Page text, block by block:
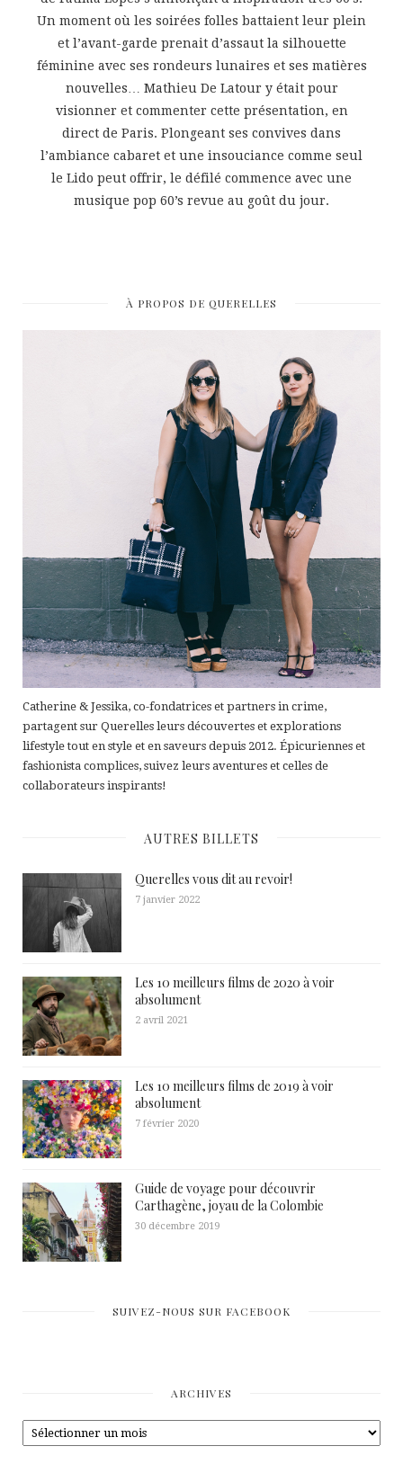
Un moment où les soirées folles battaient leur plein
et l’avant-garde prenait d’assaut la silhouette
féminine avec ses rondeurs lunaires et ses matières
nouvelles… Mathieu De Latour y était pour
visionner et commenter cette présentation, en
direct de Paris. Plongeant ses convives dans
l’ambiance cabaret et une insouciance comme seul
le Lido peut offrir, le défilé commence avec une
musique pop 60’s revue au goût du jour.
À PROPOS DE QUERELLES
Catherine & Jessika, co-fondatrices et partners in crime,
partagent sur Querelles leurs découvertes et explorations
lifestyle tout en style et en saveurs depuis 2012. Épicuriennes et
fashionista complices, suivez leurs aventures et celles de
collaborateurs inspirants!
AUTRES BILLETS
Querelles vous dit au revoir!
7 janvier 2022
Les 10 meilleurs films de 2020 à voir
absolument
2 avril 2021
Les 10 meilleurs films de 2019 à voir
absolument
7 février 2020
Guide de voyage pour découvrir
Carthagène, joyau de la Colombie
30 décembre 2019
SUIVEZ-NOUS SUR FACEBOOK
ARCHIVES